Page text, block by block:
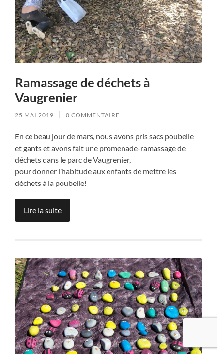
Ramassage de déchets à
Vaugrenier
25 MAI 2019 0 COMMENTAIRE
En ce beau jour de mars, nous avons pris sacs poubelle
et gants et avons fait une promenade-ramassage de
déchets dans le parc de Vaugrenier,
pour donner l’habitude aux enfants de mettre les
déchets à la poubelle!
Lire la suite